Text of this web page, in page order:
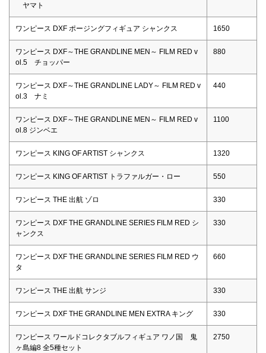
ヤマト
ワンピース DXF ポージングフィギュア シャンクス 1650
ワンピース DXF～THE GRANDLINE MEN～ FILM RED v
ol.5 チョッパー
880
ワンピース DXF～THE GRANDLINE LADY～ FILM RED v
ol.3 ナミ
440
ワンピース DXF～THE GRANDLINE MEN～ FILM RED v
ol.8 ジンベエ
1100
ワンピース KING OF ARTIST シャンクス 1320
ワンピース KING OF ARTIST トラファルガー・ロー 550
ワンピース THE 出航 ゾロ 330
ワンピース DXF THE GRANDLINE SERIES FILM RED シ
ャンクス
330
ワンピース DXF THE GRANDLINE SERIES FILM RED ウ
タ
660
ワンピース THE 出航 サンジ 330
ワンピース DXF THE GRANDLINE MEN EXTRA キング 330
ワンピース ワールドコレクタブルフィギュア ワノ国 鬼
ヶ島編8 全5種セット
2750